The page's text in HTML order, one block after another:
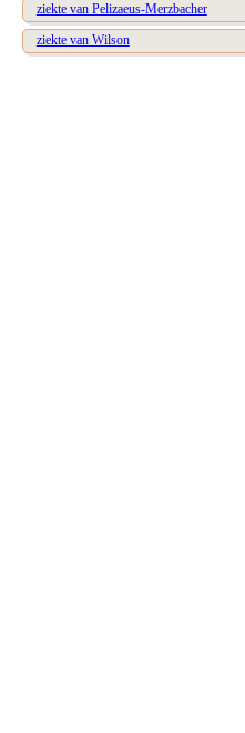
ziekte van Pelizaeus-Merzbacher
ziekte van Wilson